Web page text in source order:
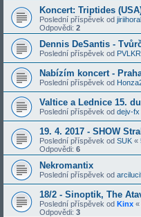
Koncert: Triptides
Poslední příspěvek od
Odpovědi: 2
Dennis DeSantis -
Poslední příspěvek od
Nabízím koncert -
Poslední příspěvek od
Valtice a Lednice 15.
Poslední příspěvek od dejv-fx
19. 4. 2017 - SHOW
Poslední příspěvek od SUK «
Odpovědi: 6
Nekromantix
Poslední příspěvek od
18/2 - Sinoptik, The
Poslední příspěvek od Kinx «
Odpovědi: 3